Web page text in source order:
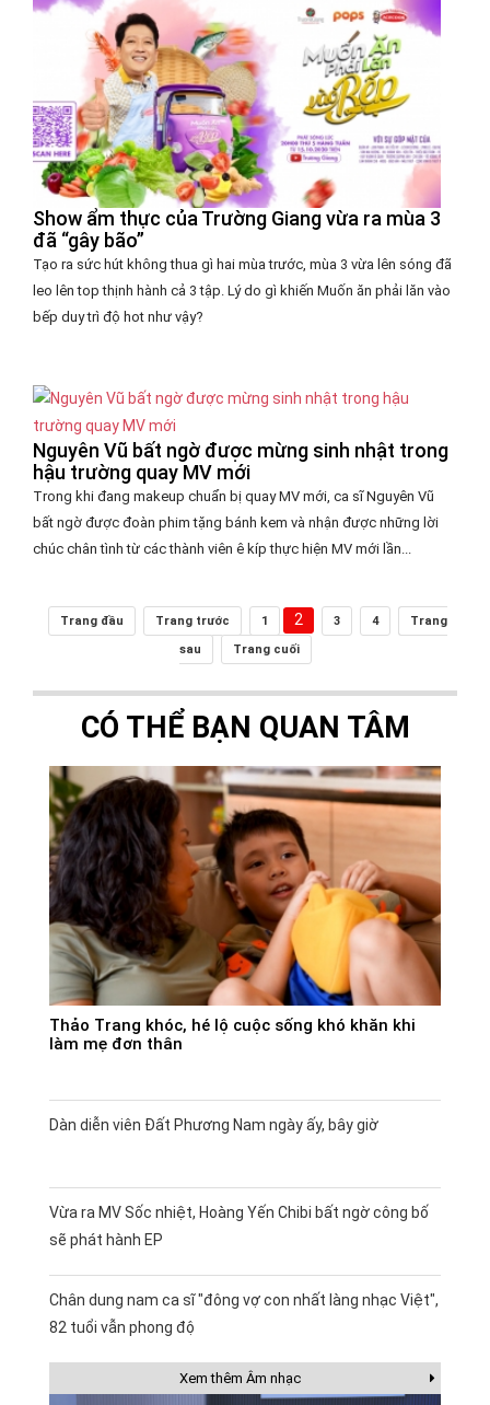
Show ẩm thực của Trường Giang vừa ra mùa 3
đã “gây bão”
Tạo ra sức hút không thua gì hai mùa trước, mùa 3 vừa lên sóng đã
leo lên top thịnh hành cả 3 tập. Lý do gì khiến Muốn ăn phải lăn vào
bếp duy trì độ hot như vậy?
Nguyên Vũ bất ngờ được mừng sinh nhật trong
hậu trường quay MV mới
Trong khi đang makeup chuẩn bị quay MV mới, ca sĩ Nguyên Vũ
bất ngờ được đoàn phim tặng bánh kem và nhận được những lời
chúc chân tình từ các thành viên ê kíp thực hiện MV mới lần...
Trang đầu Trang trước 1 2 3 4
Trang
sau
Trang cuối
CÓ THỂ BẠN QUAN TÂM
Thảo Trang khóc, hé lộ cuộc sống khó khăn khi
làm mẹ đơn thân
Dàn diễn viên Đất Phương Nam ngày ấy, bây giờ
Vừa ra MV Sốc nhiệt, Hoàng Yến Chibi bất ngờ công bố
sẽ phát hành EP
Chân dung nam ca sĩ "đông vợ con nhất làng nhạc Việt",
82 tuổi vẫn phong độ
Xem thêm Âm nhạc